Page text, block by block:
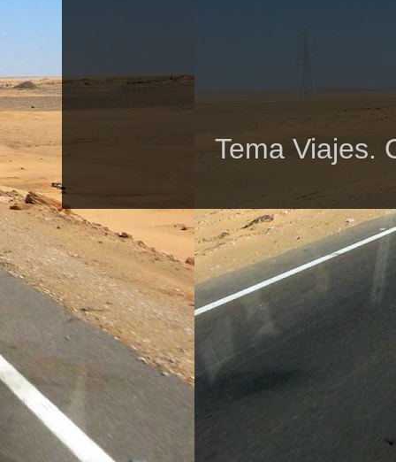
Tema Viajes.